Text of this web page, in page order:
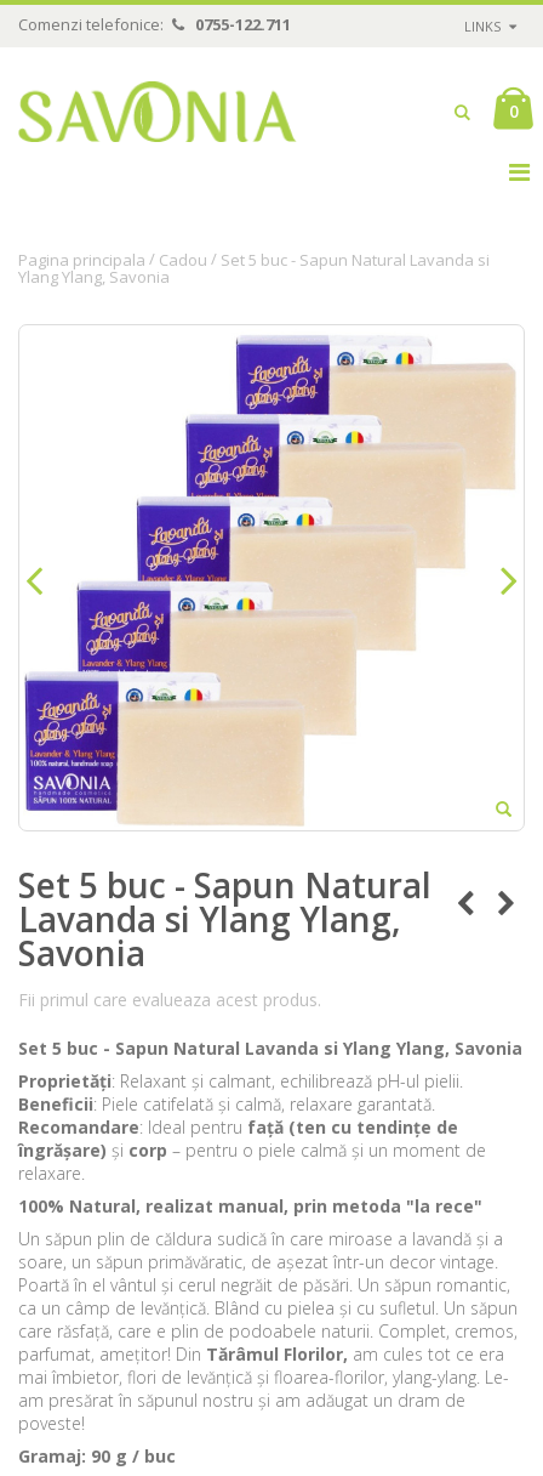
Comenzi telefonice: 0755-122.711 LINKS
0
Pagina principala / Cadou / Set 5 buc - Sapun Natural Lavanda si
Ylang Ylang, Savonia
Set 5 buc - Sapun Natural
Lavanda si Ylang Ylang,
Savonia
Fii primul care evalueaza acest produs.
Set 5 buc - Sapun Natural Lavanda si Ylang Ylang, Savonia
Proprietăți: Relaxant și calmant, echilibrează pH-ul pielii.
Beneficii: Piele catifelată și calmă, relaxare garantată.
Recomandare: Ideal pentru față (ten cu tendințe de
îngrășare) și corp – pentru o piele calmă și un moment de
relaxare.
100% Natural, realizat manual, prin metoda "la rece"
Un săpun plin de căldura sudică în care miroase a lavandă și a
soare, un săpun primăvăratic, de așezat într-un decor vintage.
Poartă în el vântul și cerul negrăit de păsări. Un săpun romantic,
ca un câmp de levănțică. Blând cu pielea și cu sufletul. Un săpun
care răsfață, care e plin de podoabele naturii. Complet, cremos,
parfumat, ameţitor! Din Tărâmul Florilor, am cules tot ce era
mai îmbietor, flori de levănțică și floarea-florilor, ylang-ylang. Le-
am presărat în săpunul nostru și am adăugat un dram de
poveste!
Gramaj: 90 g / buc